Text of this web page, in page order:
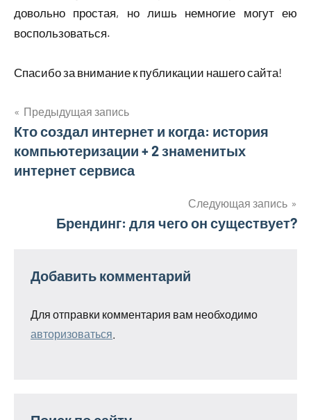
довольно простая, но лишь немногие могут ею
воспользоваться.
Спасибо за внимание к публикации нашего сайта!
Навигация
по
Предыдущая запись
Кто создал интернет и когда: история
компьютеризации + 2 знаменитых
интернет сервиса
Следующая запись
Брендинг: для чего он существует?
Добавить комментарий
Для отправки комментария вам необходимо
авторизоваться